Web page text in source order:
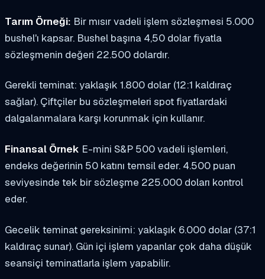
Tarım Örneği: Bir mısır vadeli işlem sözleşmesi 5.000
bushel'ı kapsar. Bushel başına 4,50 dolar fiyatla
sözleşmenin değeri 22.500 dolardır.
Gerekli teminat: yaklaşık 1.800 dolar (12:1 kaldıraç
sağlar). Çiftçiler bu sözleşmeleri spot fiyatlardaki
dalgalanmalara karşı korunmak için kullanır.
Finansal Örnek E-mini S&P 500 vadeli işlemleri,
endeks değerinin 50 katını temsil eder. 4.500 puan
seviyesinde tek bir sözleşme 225.000 doları kontrol
eder.
Gecelik teminat gereksinimi: yaklaşık 6.000 dolar (37:1
kaldıraç sunar). Gün içi işlem yapanlar çok daha düşük
seansiçi teminatlarla işlem yapabilir.